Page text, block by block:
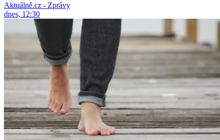
Aktuálně.cz - Zprávy
dnes, 12:30